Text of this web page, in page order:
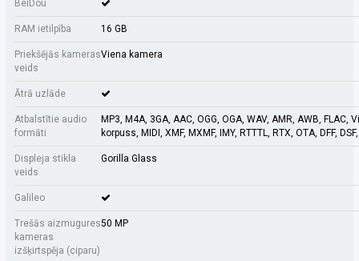
BeiDou
RAM ietilpība 16 GB
Priekšējās kameras
veids
Viena kamera
Ātrā uzlāde
Atbalstītie audio
formāti
MP3, M4A, 3GA, AAC, OGG, OGA, WAV, AMR, AWB, FLAC,
korpuss, MIDI, XMF, MXMF, IMY, RTTTL, RTX, OTA, DFF,
Displeja stikla
veids
Gorilla Glass
Galileo
Trešās aizmugures
kameras
izšķirtspēja (ciparu)
50 MP